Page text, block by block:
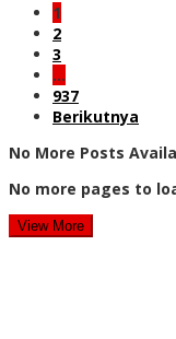
1
2
3
…
937
Berikutnya
No More Posts
No more pages to
View More